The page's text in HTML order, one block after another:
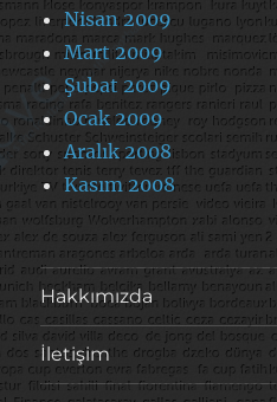
Nisan 2009
Mart 2009
Şubat 2009
Ocak 2009
Aralık 2008
Kasım 2008
Hakkımızda
İletişim